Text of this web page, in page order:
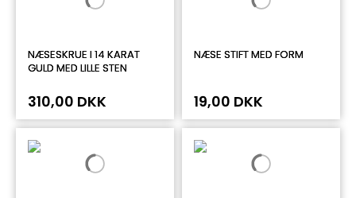
NÆSESKRUE I 14 KARAT
GULD MED LILLE STEN
310,00 DKK
NÆSE STIFT MED FORM
19,00 DKK